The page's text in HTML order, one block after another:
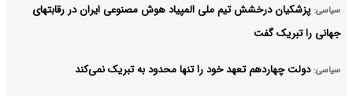
سیاسی: پزشکیان درخشش تیم ملی المپیاد هوش مصنوعی ایران در رقابتهای
جهانی را تبریک گفت
سیاسی: دولت چهاردهم تعهد خود را تنها محدود به تبریک نمی‌کند